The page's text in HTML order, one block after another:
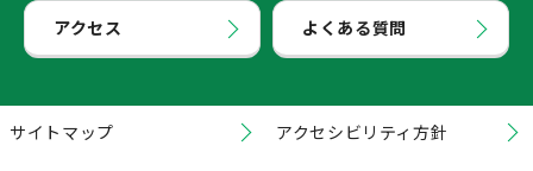
アクセス よくある質問
サイトマップ アクセシビリティ方針